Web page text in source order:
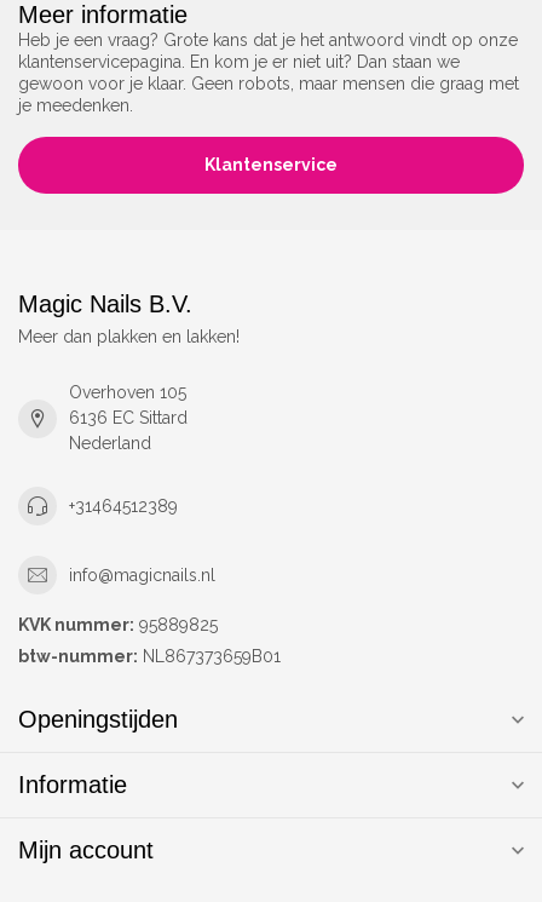
Meer informatie
Heb je een vraag? Grote kans dat je het antwoord vindt op onze
klantenservicepagina. En kom je er niet uit? Dan staan we
gewoon voor je klaar. Geen robots, maar mensen die graag met
je meedenken.
Klantenservice
Magic Nails B.V.
Meer dan plakken en lakken!
Overhoven 105
6136 EC Sittard
Nederland
+31464512389
info@magicnails.nl
KVK nummer: 95889825
btw-nummer: NL867373659B01
Openingstijden
Informatie
Mijn account